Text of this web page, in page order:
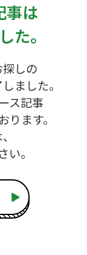
事は
た。
しの
ました。
ス記事
ます。
。